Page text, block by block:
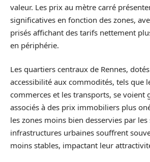
valeur. Les prix au mètre carré
significatives en fonction des zones,
prisés affichant des tarifs nettement
en périphérie.
Les quartiers centraux de Rennes,
accessibilité aux commodités, tels que
commerces et les transports, se voient
associés à des prix immobiliers plus
les zones moins bien desservies par
infrastructures urbaines souffrent
moins stables, impactant leur